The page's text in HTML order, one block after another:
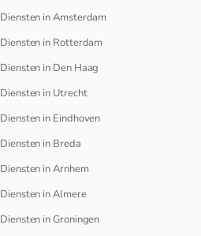
Diensten in Amsterdam
Diensten in Rotterdam
Diensten in Den Haag
Diensten in Utrecht
Diensten in Eindhoven
Diensten in Breda
Diensten in Arnhem
Diensten in Almere
Diensten in Groningen